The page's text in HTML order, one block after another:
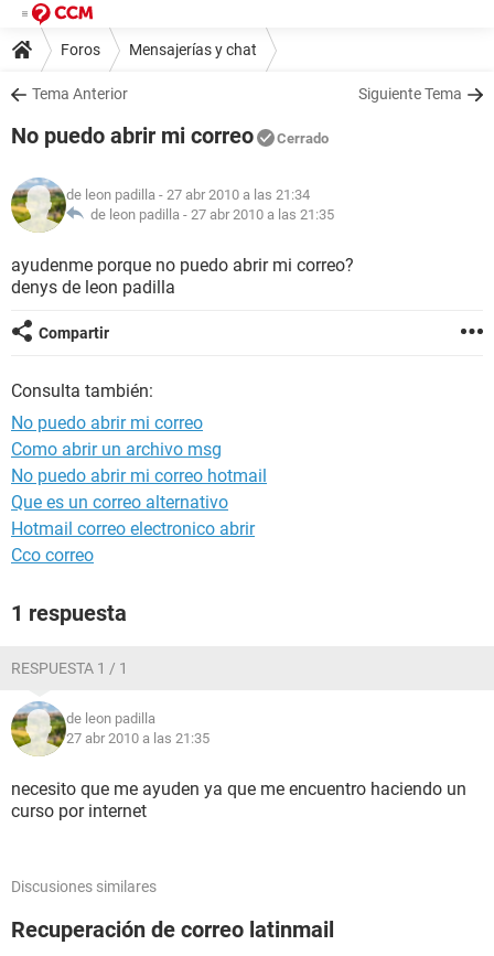
Foros Mensajerías y chat
Tema Anterior Siguiente Tema
No puedo abrir mi correo Cerrado
de leon padilla - 27 abr 2010 a las 21:34
de leon padilla - 27 abr 2010 a las 21:35
ayudenme porque no puedo abrir mi correo?
denys de leon padilla
Compartir
Consulta también:
No puedo abrir mi correo
Como abrir un archivo msg
No puedo abrir mi correo hotmail
Que es un correo alternativo
Hotmail correo electronico abrir
Cco correo
1 respuesta
RESPUESTA 1 / 1
de leon padilla
27 abr 2010 a las 21:35
necesito que me ayuden ya que me encuentro haciendo un
curso por internet
Discusiones similares
Recuperación de correo latinmail